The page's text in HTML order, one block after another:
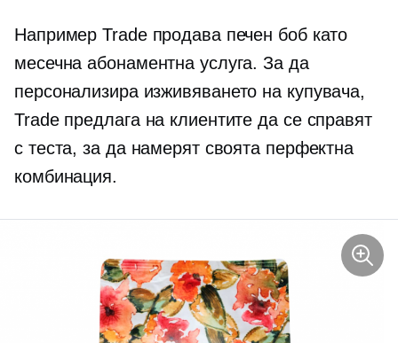
Например Trade продава печен боб като
месечна абонаментна услуга. За да
персонализира изживяването на купувача,
Trade предлага на клиентите да се справят
с теста, за да намерят своята перфектна
комбинация.